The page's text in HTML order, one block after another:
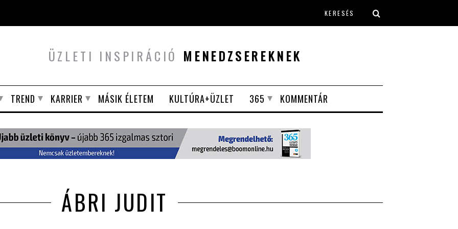
Keresés űrlap
ÜZLETI INSPIRÁCIÓ MENEDZSEREKNEK
TREND KARRIER MÁSIK ÉLETEM KULTÚRA+ÜZLET 365 KOMMENTÁR
ÁBRI JUDIT